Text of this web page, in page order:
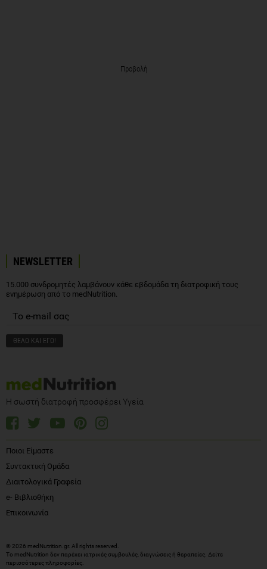
Προβολή
NEWSLETTER
15.000 συνδρομητές λαμβάνουν κάθε εβδομάδα τη διατροφική τους
ενημέρωση από το medNutrition.
Η σωστή διατροφή προσφέρει Υγεία
Ποιοι Είμαστε
Συντακτική Ομάδα
Διαιτολογικά Γραφεία
e- Βιβλιοθήκη
Επικοινωνία
© 2026 medNutrition.gr. All rights reserved.
Το medNutrition δεν παρέχει ιατρικές συμβουλές, διαγνώσεις ή θεραπείες. Δείτε
περισσότερες πληροφορίες